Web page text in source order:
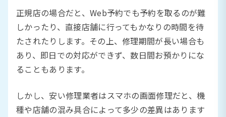
正規店の場合だと、Web予約でも予約を取るのが難
しかったり、直接店舗に行ってもかなりの時間を待
たされたりします。その上、修理期間が長い場合も
あり、即日での対応ができず、数日間お預かりにな
ることもあります。
しかし、安い修理業者はスマホの画面修理だと、機
種や店舗の混み具合によって多少の差異はあります